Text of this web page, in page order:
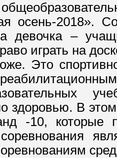
осень-2018».
девочка –
играть на
Это
здоровью. В
-10, которые